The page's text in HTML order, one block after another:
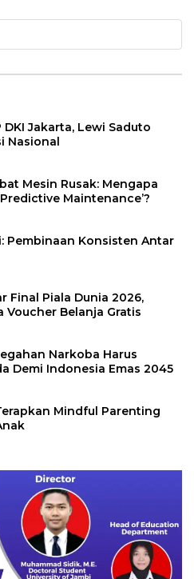
Jakarta, Lewi Saduto
Nasional
Mesin Rusak: Mengapa
Maintenance’?
Pembinaan Konsisten Antar
Final Piala Dunia 2026,
Belanja Gratis
Narkoba Harus
Demi Indonesia Emas 2045
Mindful Parenting